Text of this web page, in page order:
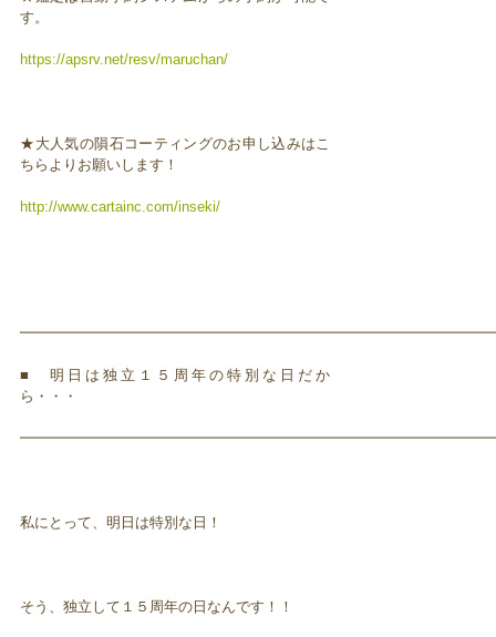
す。
https://apsrv.net/resv/maruchan/
★大人気の隕石コーティングのお申し込みはこ
ちらよりお願いします！
http://www.cartainc.com/inseki/
■ 明日は独立１５周年の特別な日だか
ら・・・
私にとって、明日は特別な日！
そう、独立して１５周年の日なんです！！